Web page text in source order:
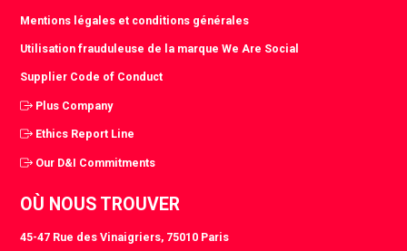
Mentions légales et conditions générales
Utilisation frauduleuse de la marque We Are Social
Supplier Code of Conduct
Plus Company
Ethics Report Line
Our D&I Commitments
OÙ NOUS TROUVER
45-47 Rue des Vinaigriers, 75010 Paris